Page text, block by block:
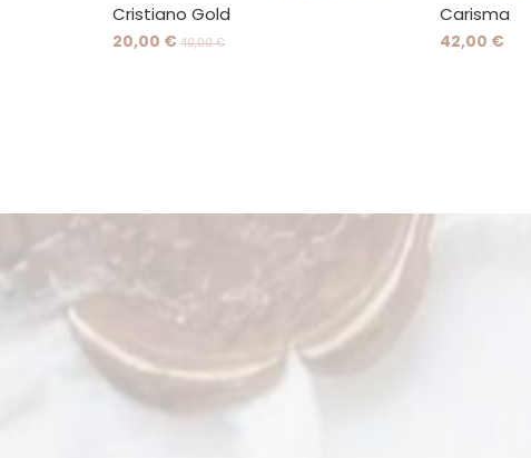
Cristiano Gold
20,00 €40,00 €
Carisma
42,00 €